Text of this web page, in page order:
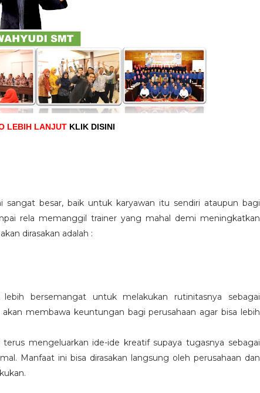
LEBIH LANJUT KLIK DISINI
sangat besar, baik untuk karyawan itu sendiri ataupun bagi
rela memanggil trainer yang mahal demi meningkatkan
dirasakan adalah :
bersemangat untuk melakukan rutinitasnya sebagai
membawa keuntungan bagi perusahaan agar bisa lebih
mengeluarkan ide-ide kreatif supaya tugasnya sebagai
Manfaat ini bisa dirasakan langsung oleh perusahaan dan